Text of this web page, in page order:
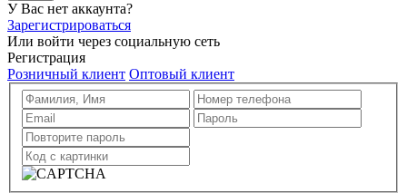
У Вас нет аккаунта?
Зарегистрироваться
Или войти через социальную сеть
Регистрация
Розничный клиент Оптовый клиент